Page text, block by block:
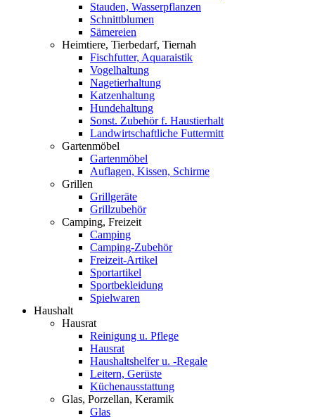
Stauden, Wasserpflanzen
Schnittblumen
Sämereien
Heimtiere, Tierbedarf, Tiernah
Fischfutter, Aquaraistik
Vogelhaltung
Nagetierhaltung
Katzenhaltung
Hundehaltung
Sonst. Zubehör f. Haustierhalt
Landwirtschaftliche Futtermitt
Gartenmöbel
Gartenmöbel
Auflagen, Kissen, Schirme
Grillen
Grillgeräte
Grillzubehör
Camping, Freizeit
Camping
Camping-Zubehör
Freizeit-Artikel
Sportartikel
Sportbekleidung
Spielwaren
Haushalt
Hausrat
Reinigung u. Pflege
Hausrat
Haushaltshelfer u. -Regale
Leitern, Gerüste
Küchenausstattung
Glas, Porzellan, Keramik
Glas